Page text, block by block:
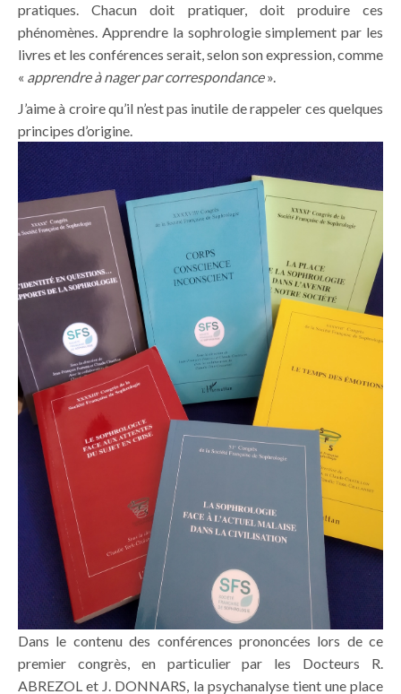
pratiques. Chacun doit pratiquer, doit produire ces
phénomènes. Apprendre la sophrologie simplement par les
livres et les conférences serait, selon son expression, comme
« apprendre à nager par correspondance».
J’aime à croire qu’il n’est pas inutile de rappeler ces quelques
principes d’origine.
Dans le contenu des conférences prononcées lors de ce
premier congrès, en particulier par les Docteurs R.
ABREZOL et J. DONNARS, la psychanalyse tient une place